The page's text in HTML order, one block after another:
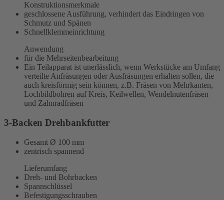
Konstruktionsmerkmale
geschlossene Ausführung, verhindert das Eindringen von
Schmutz und Spänen
Schnellklemmeinrichtung
Anwendung
für die Mehrseitenbearbeitung
Ein Teilapparat ist unerlässlich, wenn Werkstücke am Umfang
verteilte Anfräsungen oder Ausfräsungen erhalten sollen, die
auch kreisförmig sein können, z.B. Fräsen von Mehrkanten,
Lochbildbohren auf Kreis, Keilwellen, Wendelnutenfräsen
und Zahnradfräsen
3-Backen Drehbankfutter
Gesamt Ø 100 mm
zentrisch spannend
Lieferumfang
Dreh- und Bohrbacken
Spannschlüssel
Befestigungsschrauben